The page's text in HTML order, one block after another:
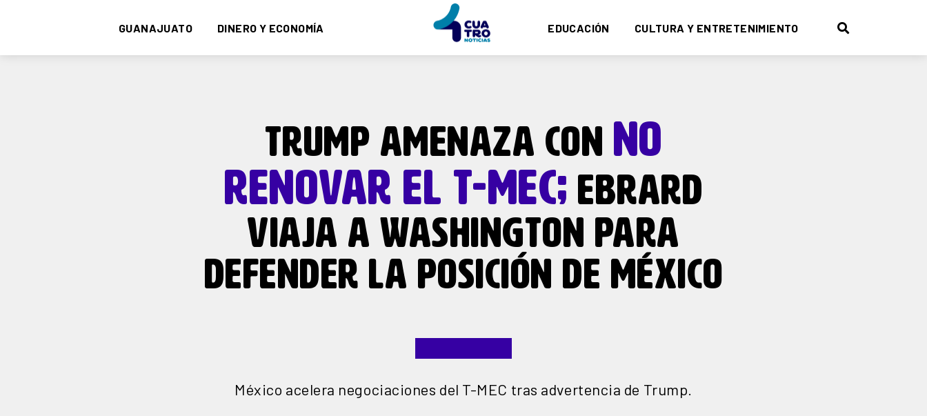
GUANAJUATO DINERO Y ECONOMÍA EDUCACIÓN CULTURA Y ENTRETENIMIENTO
TRUMP AMENAZA CON NO
RENOVAR EL T-MEC; EBRARD
VIAJA A WASHINGTON PARA
DEFENDER LA POSICIÓN DE MÉXICO
México acelera negociaciones del T-MEC tras advertencia de Trump.